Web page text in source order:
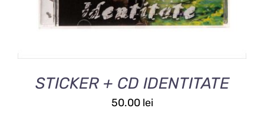
STICKER + CD IDENTITATE
50.00 lei